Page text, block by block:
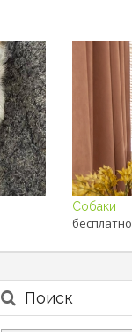
Собаки
бесплатно
Поиск